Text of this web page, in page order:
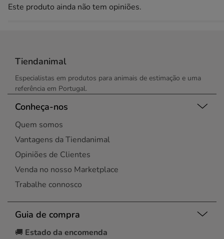
Este produto ainda não tem opiniões.
Tiendanimal
Especialistas em produtos para animais de estimação e uma
referência em Portugal.
Conheça-nos
Quem somos
Vantagens da Tiendanimal
Opiniões de Clientes
Venda no nosso Marketplace
Trabalhe connosco
Guia de compra
🚚 Estado da encomenda